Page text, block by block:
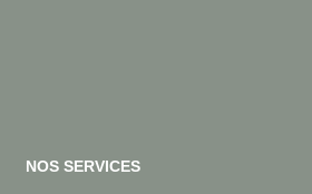
NOS SERVICES